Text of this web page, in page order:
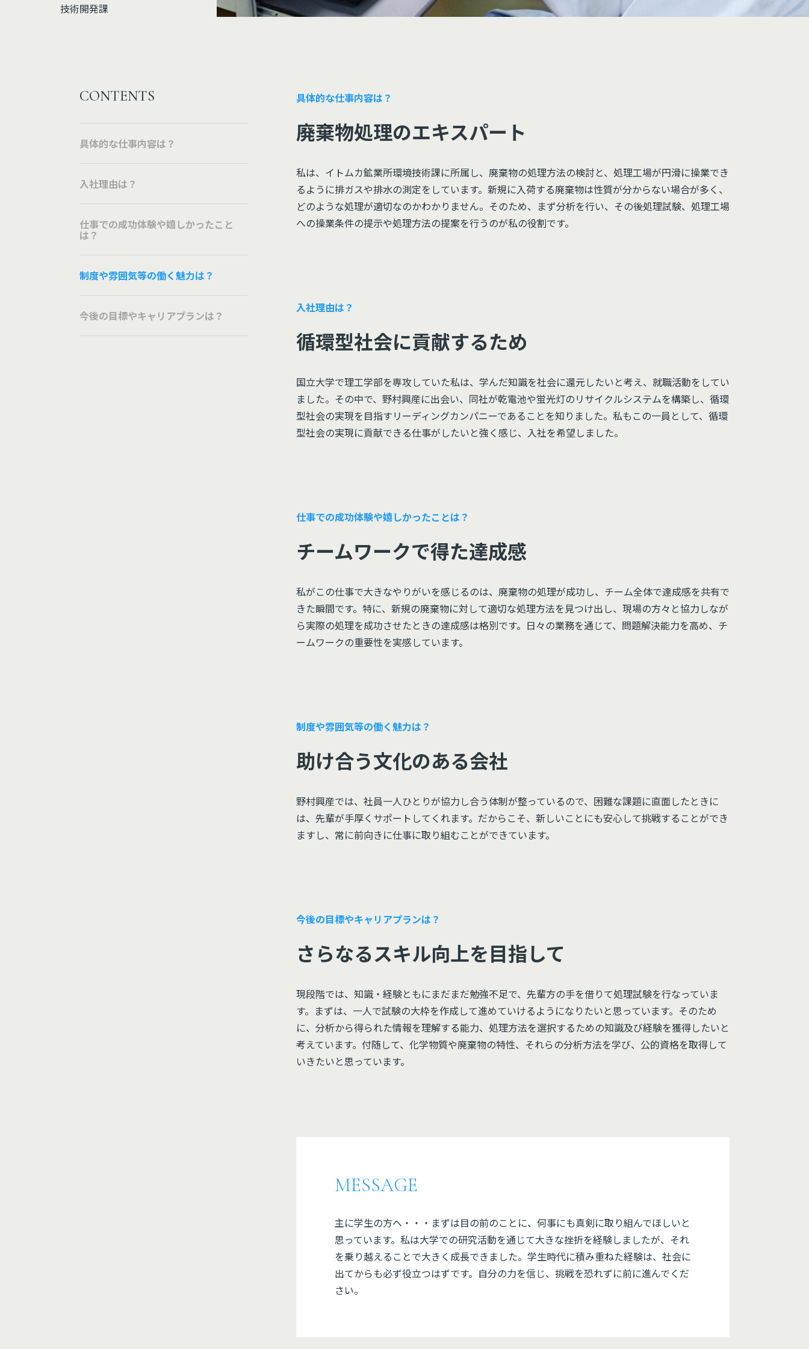
技術開発課
CONTENTS
具体的な仕事内容は？
入社理由は？
仕事での成功体験や嬉しかったこと
は？
制度や雰囲気等の働く魅力は？
今後の目標やキャリアプランは？
具体的な仕事内容は？
廃棄物処理のエキスパート
私は、イトムカ鉱業所環境技術課に所属し、廃棄物の処理方法の検討と、処理工場が円滑に操業でき
るように排ガスや排水の測定をしています。新規に入荷する廃棄物は性質が分からない場合が多く、
どのような処理が適切なのかわかりません。そのため、まず分析を行い、その後処理試験、処理工場
への操業条件の提示や処理方法の提案を行うのが私の役割です。
入社理由は？
循環型社会に貢献するため
国立大学で理工学部を専攻していた私は、学んだ知識を社会に還元したいと考え、就職活動をしてい
ました。その中で、野村興産に出会い、同社が乾電池や蛍光灯のリサイクルシステムを構築し、循環
型社会の実現を目指すリーディングカンパニーであることを知りました。私もこの一員として、循環
型社会の実現に貢献できる仕事がしたいと強く感じ、入社を希望しました。
仕事での成功体験や嬉しかったことは？
チームワークで得た達成感
私がこの仕事で大きなやりがいを感じるのは、廃棄物の処理が成功し、チーム全体で達成感を共有で
きた瞬間です。特に、新規の廃棄物に対して適切な処理方法を見つけ出し、現場の方々と協力しなが
ら実際の処理を成功させたときの達成感は格別です。日々の業務を通じて、問題解決能力を高め、チ
ームワークの重要性を実感しています。
制度や雰囲気等の働く魅力は？
助け合う文化のある会社
野村興産では、社員一人ひとりが協力し合う体制が整っているので、困難な課題に直面したときに
は、先輩が手厚くサポートしてくれます。だからこそ、新しいことにも安心して挑戦することができ
ますし、常に前向きに仕事に取り組むことができています。
今後の目標やキャリアプランは？
さらなるスキル向上を目指して
現段階では、知識・経験ともにまだまだ勉強不足で、先輩方の手を借りて処理試験を行なっていま
す。まずは、一人で試験の大枠を作成して進めていけるようになりたいと思っています。そのため
に、分析から得られた情報を理解する能力、処理方法を選択するための知識及び経験を獲得したいと
考えています。付随して、化学物質や廃棄物の特性、それらの分析方法を学び、公的資格を取得して
いきたいと思っています。
MESSAGE
主に学生の方へ・・・まずは目の前のことに、何事にも真剣に取り組んでほしいと
思っています。私は大学での研究活動を通じて大きな挫折を経験しましたが、それ
を乗り越えることで大きく成長できました。学生時代に積み重ねた経験は、社会に
出てからも必ず役立つはずです。自分の力を信じ、挑戦を恐れずに前に進んでくだ
さい。